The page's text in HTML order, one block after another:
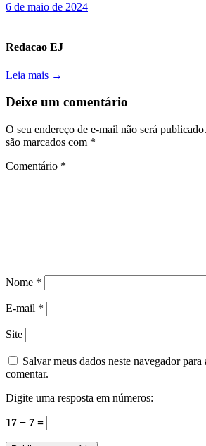
6 de maio de 2024
Redacao EJ
Leia mais →
Deixe um comentário
O seu endereço de e-mail não será publicado.
são marcados com *
Comentário *
Nome *
E-mail *
Site
Salvar meus dados neste navegador
comentar.
Digite uma resposta em números:
17 − 7 =